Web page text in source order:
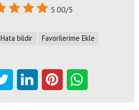
5.00/5
Hata bildir Favorilerime Ekle